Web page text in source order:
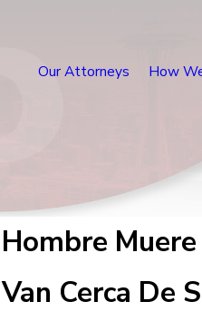
Our Attorneys How
Hombre
Van Cerca De